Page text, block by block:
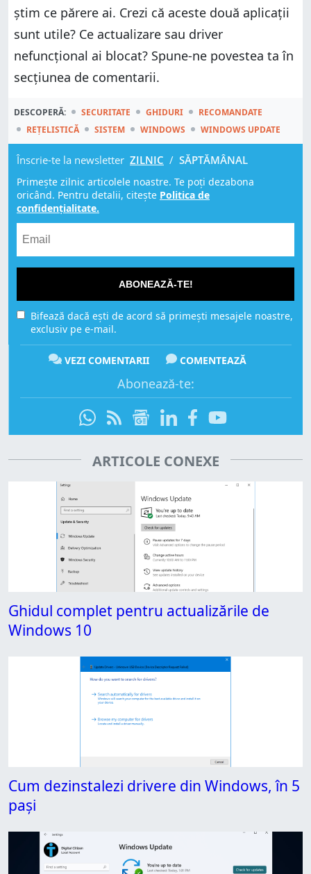
știm ce părere ai. Crezi că aceste două aplicații
sunt utile? Ce actualizare sau driver
nefuncțional ai blocat? Spune-ne povestea ta în
secțiunea de comentarii.
DESCOPERĂ: SECURITATE GHIDURI
RECOMANDATE
REȚELISTICĂ
SISTEM WINDOWS WINDOWS UPDATE
Înscrie-te la newsletter ZILNIC / SĂPTĂMÂNAL
Primește zilnic articolele noastre. Te poți dezabona
oricând. Pentru detalii, citește Politica de
confidențialitate.
ABONEAZĂ-TE!
Bifează dacă ești de acord să primești mesajele noastre,
exclusiv pe e-mail.
VEZI COMENTARII COMENTEAZĂ
Abonează-te:
ARTICOLE CONEXE
Ghidul complet pentru actualizările de
Windows 10
Cum dezinstalezi drivere din Windows, în 5
pași